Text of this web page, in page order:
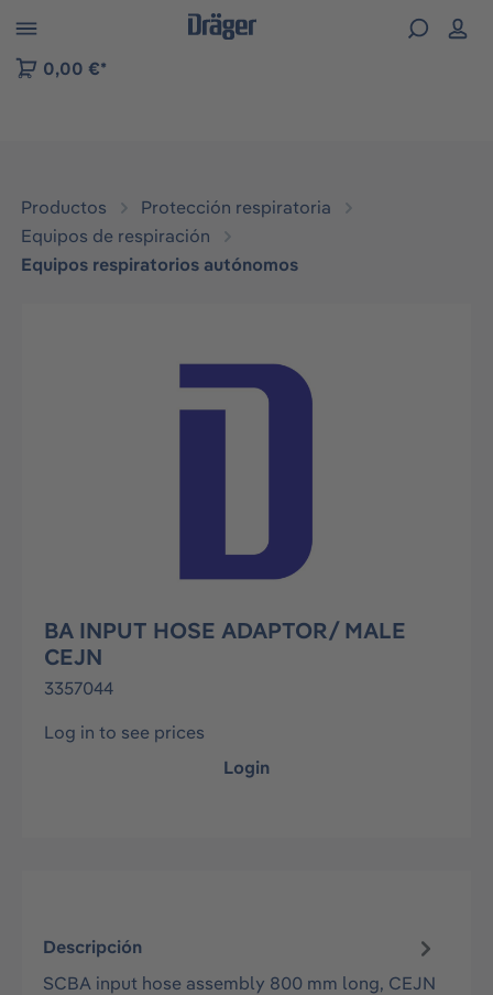
to B2B platform navigation
0,00 €*
Productos
Protección respiratoria
Equipos de respiración
Equipos respiratorios autónomos
Omitir galería de imágenes
BA INPUT HOSE ADAPTOR/ MALE
CEJN
3357044
Log in to see prices
Login
Descripción
SCBA input hose assembly 800 mm long, CEJN